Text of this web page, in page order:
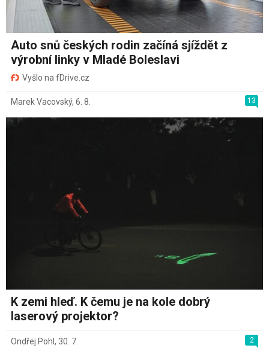
Auto snů českých rodin začíná sjíždět z
výrobní linky v Mladé Boleslavi
Vyšlo na fDrive.cz
13
Marek Vacovský, 6. 8.
K zemi hleď. K čemu je na kole dobrý
laserový projektor?
2
Ondřej Pohl , 30. 7.